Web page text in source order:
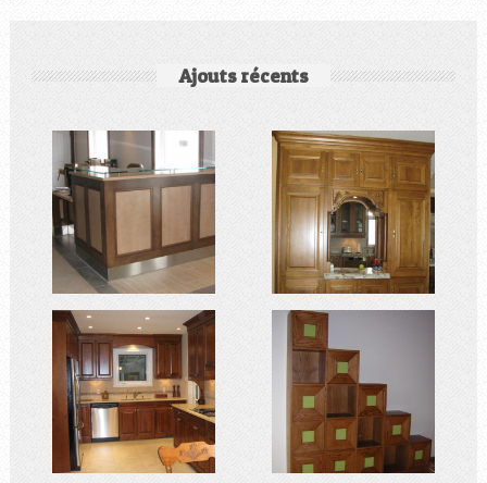
Ajouts récents